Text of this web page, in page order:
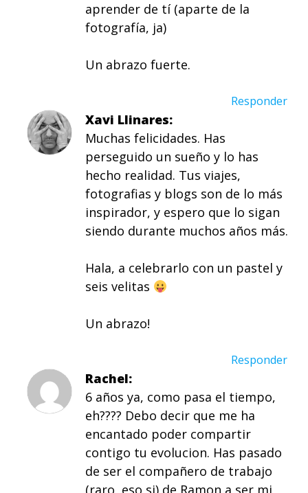
aprender de tí (aparte de la
fotografía, ja)
Un abrazo fuerte.
Responder
Xavi Llinares
Muchas felicidades. Has
perseguido un sueño y lo has
hecho realidad. Tus viajes,
fotografias y blogs son de lo más
inspirador, y espero que lo sigan
siendo durante muchos años más.
Hala, a celebrarlo con un pastel y
seis velitas
Un abrazo!
Responder
Rachel
6 años ya, como pasa el tiempo,
eh???? Debo decir que me ha
encantado poder compartir
contigo tu evolucion. Has pasado
de ser el compañero de trabajo
(raro, eso si) de Ramon a ser mi